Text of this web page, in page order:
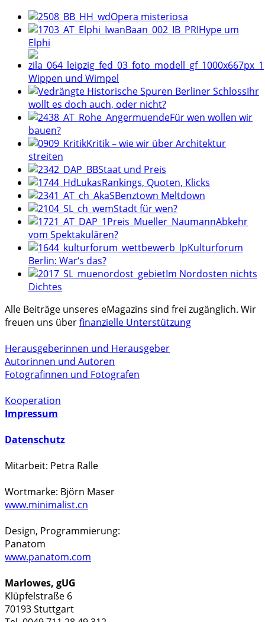
Opera misteriosa
Hype um
Elphi
Wippen und Wimpel
Ihr
wollt es doch auch, oder nicht?
Für wen wollen wir
bauen?
Kritik – wie wir über Architektur
streiten
Staat und Preis
Rankings, Quoten, Klicks
Benztown Meltdown
Stadt für wen?
Abkehr
vom Spektakulären?
Kulturforum
Berlin: War‘s das?
Im Nordosten nichts
Dichtes
Alle Beiträge unseres eMagazins sind frei zugänglich. Wir
freuen uns überfinanzielle Unterstützung
Herausgeberinnen und Herausgeber
Autorinnen und Autoren
Fotografinnen und Fotografen
Kooperation
Impressum
Datenschutz
Mitarbeit: Petra Ralle
Wortmarke: Björn Maser
www.minimalist.cn
Design, Programmierung:
Panatom
www.panatom.com
Marlowes, gUG
Klüpfelstraße 6
70193 Stuttgart